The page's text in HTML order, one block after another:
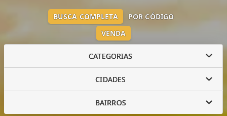
VENDA
BUSCA COMPLETA POR CÓDIGO
CATEGORIAS
CIDADES
BAIRROS